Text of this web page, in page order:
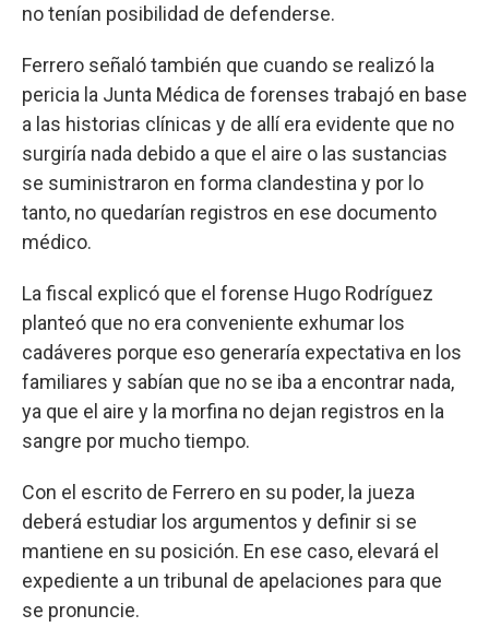
no tenían posibilidad de defenderse.
Ferrero señaló también que cuando se realizó la
pericia la Junta Médica de forenses trabajó en base
a las historias clínicas y de allí era evidente que no
surgiría nada debido a que el aire o las sustancias
se suministraron en forma clandestina y por lo
tanto, no quedarían registros en ese documento
médico.
La fiscal explicó que el forense Hugo Rodríguez
planteó que no era conveniente exhumar los
cadáveres porque eso generaría expectativa en los
familiares y sabían que no se iba a encontrar nada,
ya que el aire y la morfina no dejan registros en la
sangre por mucho tiempo.
Con el escrito de Ferrero en su poder, la jueza
deberá estudiar los argumentos y definir si se
mantiene en su posición. En ese caso, elevará el
expediente a un tribunal de apelaciones para que
se pronuncie.